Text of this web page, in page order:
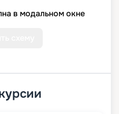
в модальном окне